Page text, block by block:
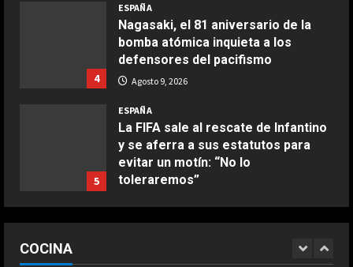
4
ESPAÑA
Nagasaki, el 81 aniversario de la
bomba atómica inquieta a los
defensores del pacifismo
Agosto 9, 2026
5
ESPAÑA
La FIFA sale al rescate de Infantino
y se aferra a sus estatutos para
evitar un motín: “No lo
toleraremos”
COCINA
Buñuelos de alcachofas
Aprile 5, 2026
Ternera guisada con senderuelas
Ensalada de habas y alcachofas con
langostinos